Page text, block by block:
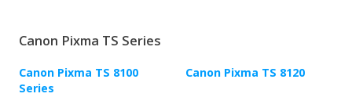
Canon Pixma TS Series
Canon Pixma TS 8100
Series
Canon Pixma TS 8120